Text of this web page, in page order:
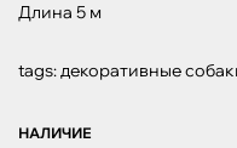
Длина 5 м
tags: декоративные
НАЛИЧИЕ